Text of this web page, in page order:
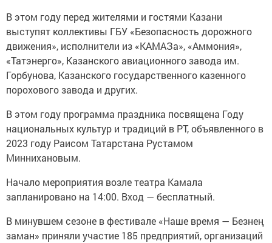
В этом году перед жителями и гостями Казани
выступят коллективы ГБУ «Безопасность дорожного
движения», исполнители из «КАМАЗа», «Аммония»,
«Татэнерго», Казанского авиационного завода им.
Горбунова, Казанского государственного казенного
порохового завода и других.
В этом году программа праздника посвящена Году
национальных культур и традиций в РТ, объявленного в
2023 году Раисом Татарстана Рустамом
Миннихановым.
Начало мероприятия возле театра Камала
запланировано на 14:00. Вход — бесплатный.
В минувшем сезоне в фестивале «Наше время — Безнең
заман» приняли участие 185 предприятий, организаций